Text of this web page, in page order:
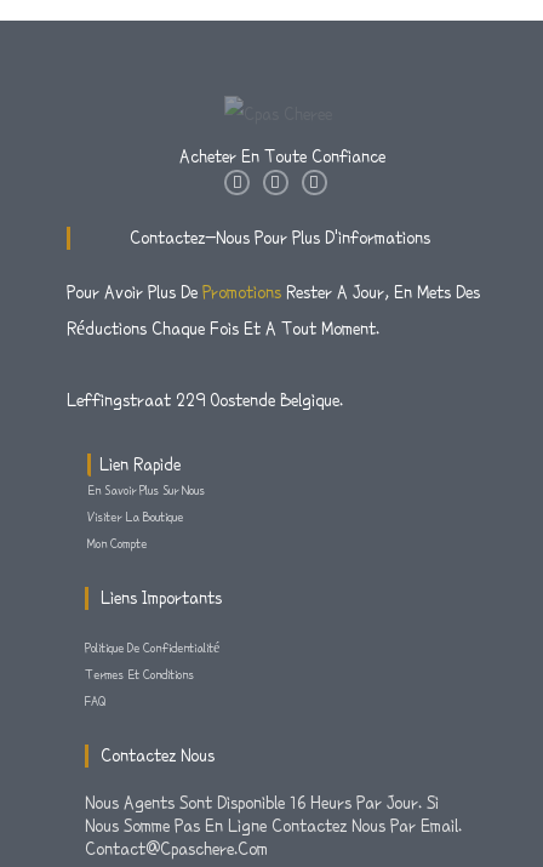
Acheter En Toute Confiance
I
T
A
T
T
F
E
O
K
F
Contactez-Nous Pour Plus D'informations
Pour Avoir Plus De Promotions Rester A Jour, En Mets Des
Réductions Chaque Fois Et A Tout Moment.
Leffingstraat 229 Oostende Belgique.
Lien Rapide
En Savoir Plus Sur Nous
Visiter La Boutique
Mon Compte
Liens Importants
Politique De Confidentialité
Termes Et Conditions
FAQ
Contactez Nous
Nous Agents Sont Disponible 16 Heurs Par Jour. Si
Nous Somme Pas En Ligne Contactez Nous Par Email.
Contact@cpaschere.com